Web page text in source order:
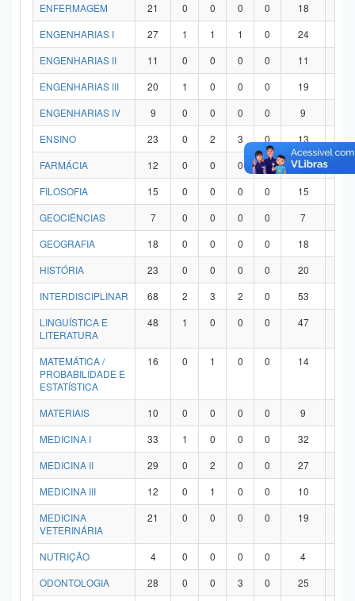
ENFERMAGEM
21 0 0 0 0 18
ENGENHARIAS I
27 1 1 1 0 24
ENGENHARIAS II
11 0 0 0 0 11
ENGENHARIAS III
20 1 0 0 0 19
ENGENHARIAS IV
9 0 0 0 0 9
ENSINO
23 0 2 3 0 13
FARMÁCIA
12 0 0 0 0 12
FILOSOFIA
15 0 0 0 0 15
GEOCIÊNCIAS
7 0 0 0 0 7
GEOGRAFIA
18 0 0 0 0 18
HISTÓRIA
23 0 0 0 0 20
INTERDISCIPLINAR
68 2 3 2 0 53
LINGUÍSTICA E
LITERATURA
48 1 0 0 0 47
MATEMÁTICA /
PROBABILIDADE E
ESTATÍSTICA
16 0 1 0 0 14
MATERIAIS 10 0 0 0 0 9
MEDICINA I
33 1 0 0 0 32
MEDICINA II
29 0 2 0 0 27
MEDICINA III
12 0 1 0 0 10
MEDICINA
VETERINÁRIA
21 0 0 0 0 19
NUTRIÇÃO 4 0 0 0 0 4
ODONTOLOGIA
28 0 0 3 0 25